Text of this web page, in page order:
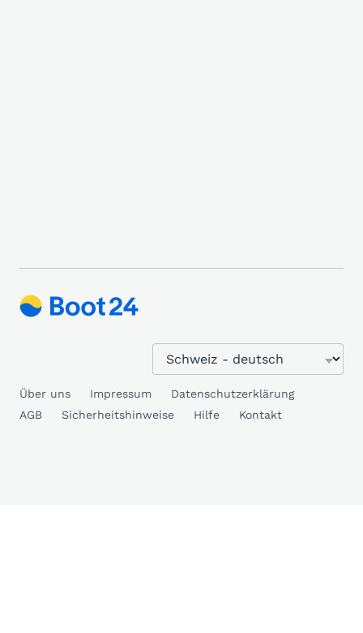
Über uns Impressum
Datenschutzerklärung
AGB
Sicherheitshinweise Hilfe Kontakt